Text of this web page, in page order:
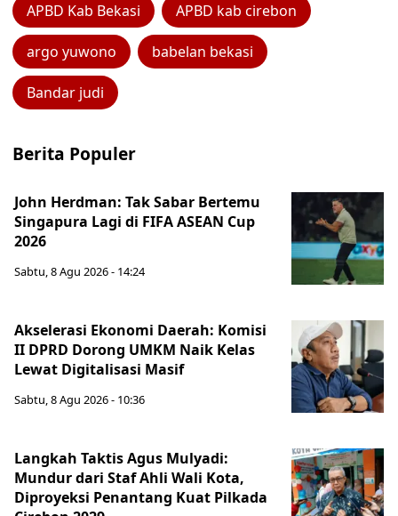
APBD Kab Bekasi APBD kab cirebon
argo yuwono babelan bekasi
Bandar judi
Berita Populer
John Herdman: Tak Sabar Bertemu
Singapura Lagi di FIFA ASEAN Cup
2026
Sabtu, 8 Agu 2026 - 14:24
Akselerasi Ekonomi Daerah: Komisi
II DPRD Dorong UMKM Naik Kelas
Lewat Digitalisasi Masif
Sabtu, 8 Agu 2026 - 10:36
Langkah Taktis Agus Mulyadi:
Mundur dari Staf Ahli Wali Kota,
Diproyeksi Penantang Kuat Pilkada